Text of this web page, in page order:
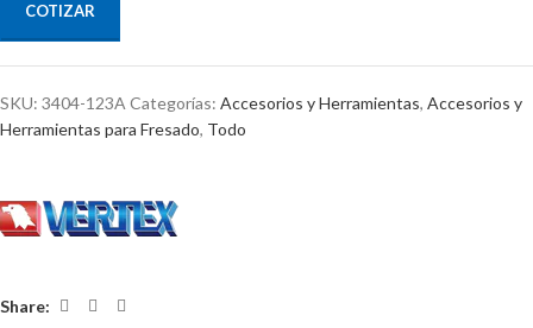
COTIZAR
SKU: 3404-123A Categorías: Accesorios y Herramientas, Accesorios y
Herramientas para Fresado, Todo
Share: